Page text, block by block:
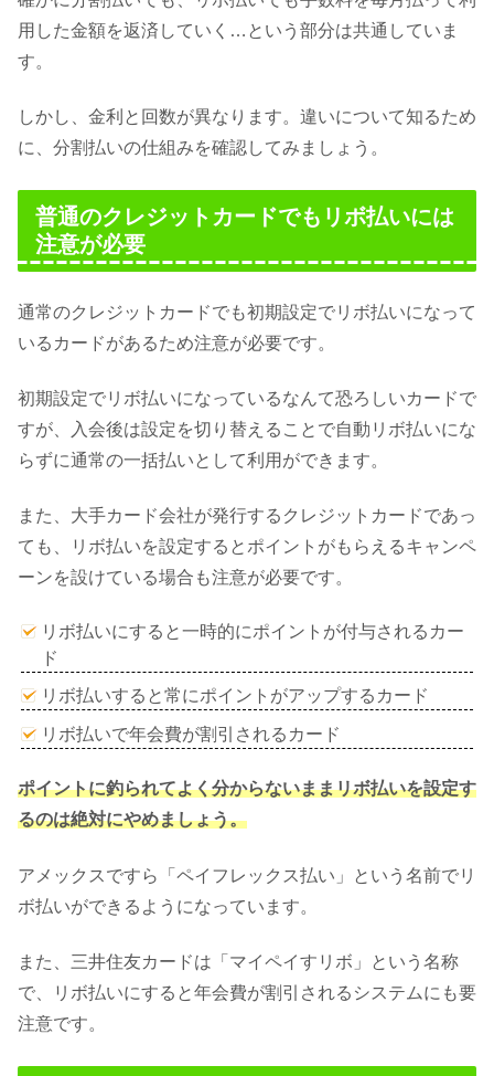
用した金額を返済していく…という部分は共通していま
す。
しかし、金利と回数が異なります。違いについて知るため
に、分割払いの仕組みを確認してみましょう。
普通のクレジットカードでもリボ払いには
注意が必要
通常のクレジットカードでも初期設定でリボ払いになって
いるカードがあるため注意が必要です。
初期設定でリボ払いになっているなんて恐ろしいカードで
すが、入会後は設定を切り替えることで自動リボ払いにな
らずに通常の一括払いとして利用ができます。
また、大手カード会社が発行するクレジットカードであっ
ても、リボ払いを設定するとポイントがもらえるキャンペ
ーンを設けている場合も注意が必要です。
リボ払いにすると一時的にポイントが付与されるカー
ド
リボ払いすると常にポイントがアップするカード
リボ払いで年会費が割引されるカード
ポイントに釣られてよく分からないままリボ払いを設定す
るのは絶対にやめましょう。
アメックスですら「ペイフレックス払い」という名前でリ
ボ払いができるようになっています。
また、三井住友カードは「マイペイすリボ」という名称
で、リボ払いにすると年会費が割引されるシステムにも要
注意です。